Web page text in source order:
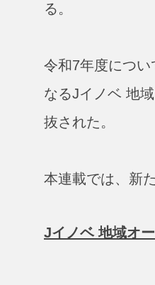
る。
令和7年度につ
なるJイノベ 地
抜された。
本連載では、新
Jイノベ 地域オ